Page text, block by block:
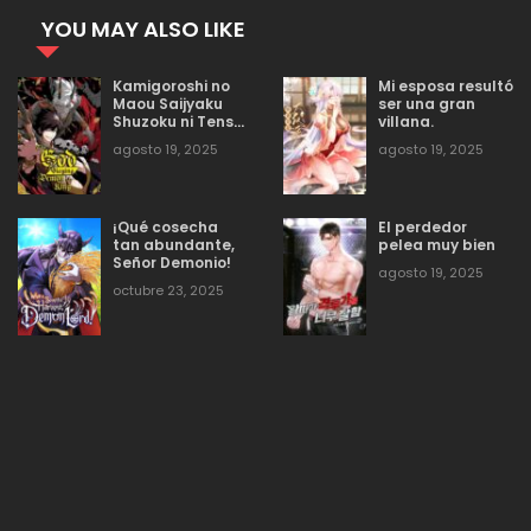
Capitulo 144 agosto 19, 2025 3
Capitulo 143 agosto 19, 2025 3
Capitulo 142 3
YOU MAY ALSO LIKE
Kamigoroshi no
Maou Saijyaku
Shuzoku ni Tensei
Saikyou ni naru
agosto 19, 2025
Mi esposa resultó
ser una gran
villana.
agosto 19, 2025
¡Qué cosecha
tan abundante,
Señor Demonio!
octubre 23, 2025
El perdedor
pelea muy bien
agosto 19, 2025